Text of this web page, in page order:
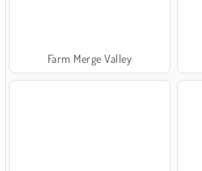
Farm Merge Valley